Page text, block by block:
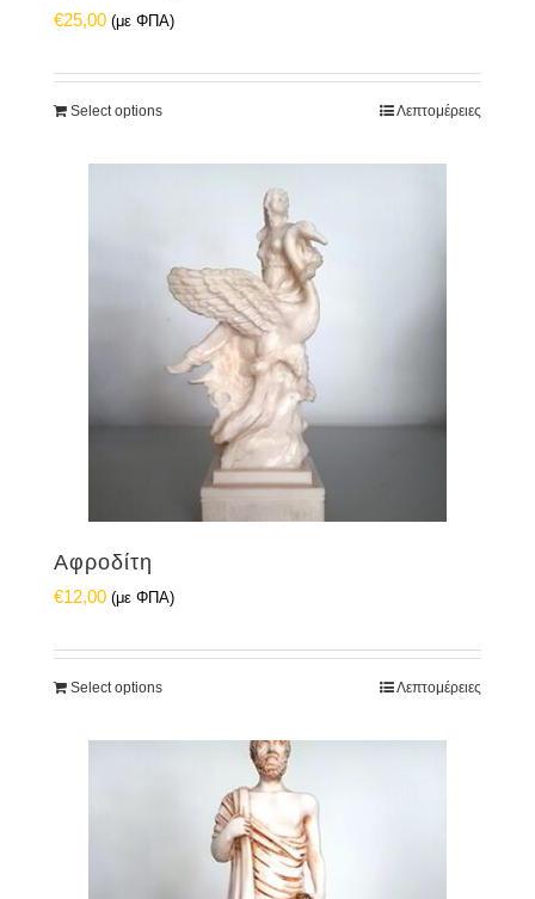
€25,00 (με ΦΠΑ)
Select options Λεπτομέρειες
Αφροδίτη
€12,00 (με ΦΠΑ)
Select options Λεπτομέρειες